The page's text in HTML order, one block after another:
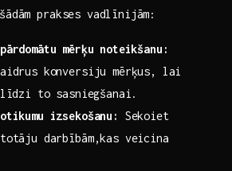
prakses​ vadlīnijām:
⁢mērķu noteikšanu:
konversiju mērķus, lai​
to sasniegšanai.
‍izsekošanu:
Sekoiet
darbībām,kas ‌veicina‍